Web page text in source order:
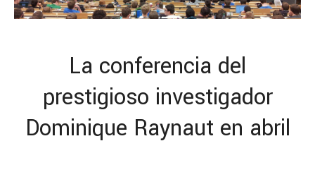
La conferencia del
prestigioso investigador
Dominique Raynaut en abril